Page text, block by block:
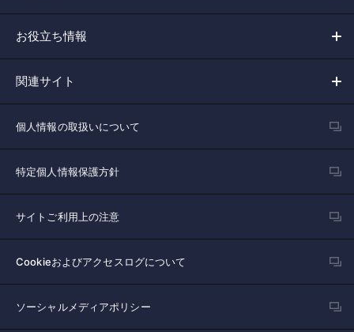
お役立ち情報
関連サイト
個人情報の取扱いについて
特定個人情報保護方針
サイトご利用上の注意
Cookieおよびアクセスログについて
ソーシャルメディアポリシー